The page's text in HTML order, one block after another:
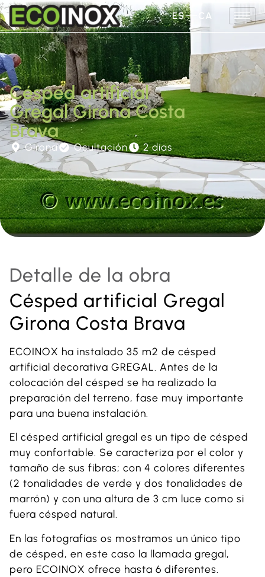
ES CA
Césped artificial
Gregal Girona Costa
Brava
Girona Ocultación 2 días
Detalle de la obra
Césped artificial Gregal
Girona Costa Brava
ECOINOX ha instalado 35 m2 de césped
artificial decorativa GREGAL. Antes de la
colocación del césped se ha realizado la
preparación del terreno, fase muy importante
para una buena instalación.
El césped artificial gregal es un tipo de césped
muy confortable. Se caracteriza por el color y
tamaño de sus fibras; con 4 colores diferentes
(2 tonalidades de verde y dos tonalidades de
marrón) y con una altura de 3 cm luce como si
fuera césped natural.
En las fotografías os mostramos un único tipo
de césped, en este caso la llamada gregal,
pero ECOINOX ofrece hasta 6 diferentes.